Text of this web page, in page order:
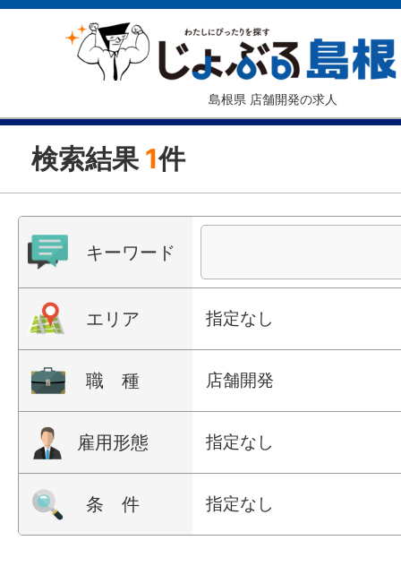
島根県 店舗開発の求人
検索結果 1件
キーワード
エリア 指定なし
職 種 店舗開発
雇用形態 指定なし
条 件 指定なし